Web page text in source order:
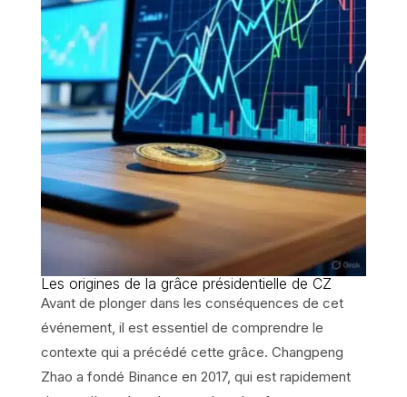
Les origines de la grâce présidentielle de CZ
Avant de plonger dans les conséquences de cet
événement, il est essentiel de comprendre le
contexte qui a précédé cette grâce. Changpeng
Zhao a fondé Binance en 2017, qui est rapidement